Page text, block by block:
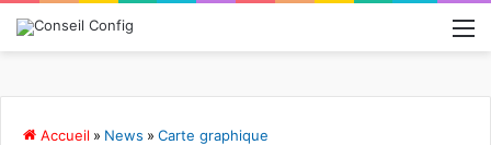
Accueil » News » Carte graphique